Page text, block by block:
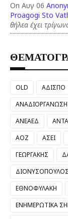
On Αυγ 06
Proagogi Sto
θήλεα έχει
OLD ΑΔΙΣΠΟ
ΑΝΑΔΙΟΡΓΑΝΩΣΗ
ΑΝΕΑΕΔ
ΑΟΖ
ΑΣΕΙ
ΓΕΩΡΓΑΚΗΣ
ΔΙΟΝΥΣΟΠΟΥΛΟΣ
ΕΘΝΟΦΥΛΑΚΗ
ΕΝΗΜΕΡΩΤΙΚΑ